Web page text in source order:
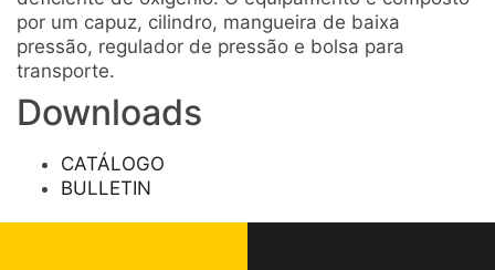
por um capuz, cilindro, mangueira de baixa
pressão, regulador de pressão e bolsa para
transporte.
Downloads
CATÁLOGO
BULLETIN